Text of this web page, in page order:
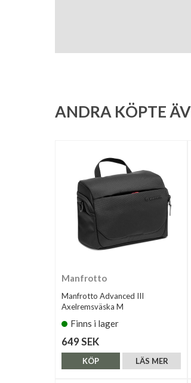
ANDRA KÖPTE
Manfrotto
Manfrotto Advanced III
Axelremsväska M
Finns i lager
649 SEK
LÄS MER
KÖP